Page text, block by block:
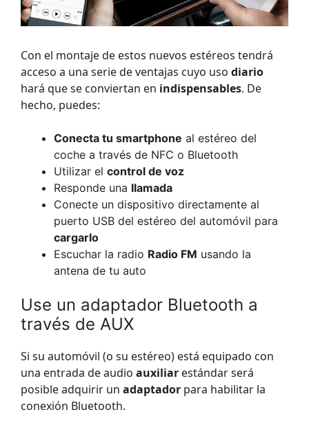
Con el montaje de estos nuevos estéreos tendrá
acceso a una serie de ventajas cuyo uso diario
hará que se conviertan en indispensables. De
hecho, puedes:
Conecta tu smartphone al estéreo del
coche a través de NFC o Bluetooth
Utilizar el control de voz
Responde una llamada
Conecte un dispositivo directamente al
puerto USB del estéreo del automóvil para
cargarlo
Escuchar la radio Radio FM usando la
antena de tu auto
Use un adaptador Bluetooth a
través de AUX
Si su automóvil (o su estéreo) está equipado con
una entrada de audio auxiliar estándar será
posible adquirir un adaptador para habilitar la
conexión Bluetooth.